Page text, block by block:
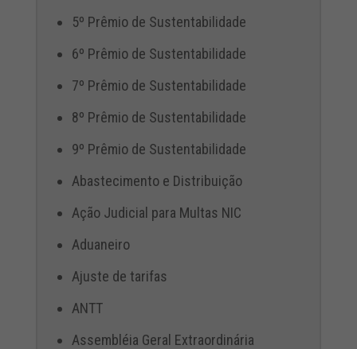
5º Prêmio de Sustentabilidade
6º Prêmio de Sustentabilidade
7º Prêmio de Sustentabilidade
8º Prêmio de Sustentabilidade
9º Prêmio de Sustentabilidade
Abastecimento e Distribuição
Ação Judicial para Multas NIC
Aduaneiro
Ajuste de tarifas
ANTT
Assembléia Geral Extraordinária